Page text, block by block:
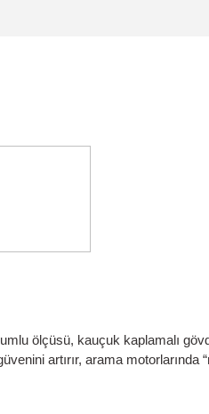
ölçüsü, kauçuk kaplamalı
artırır, arama motorlarında